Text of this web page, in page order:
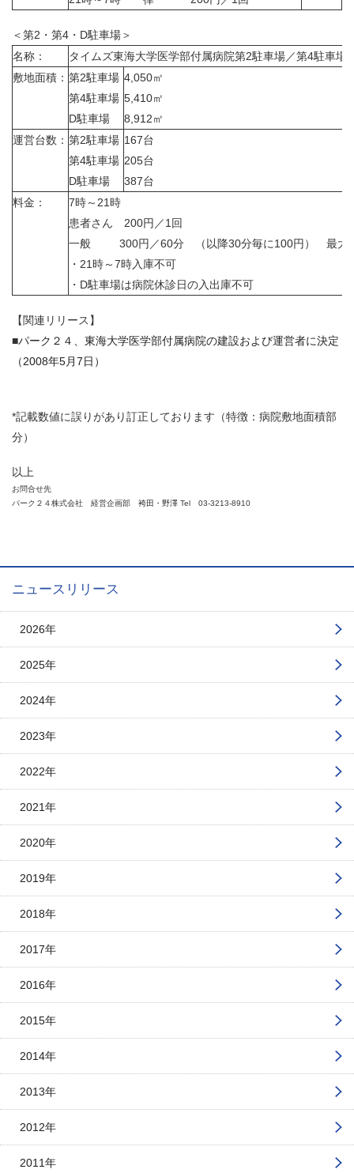
＜第2・第4・D駐車場＞
名称：
タイムズ東海大学医学部付属病院第2駐車場／第4駐車場
敷地面積： 第2駐車場
第4駐車場
D駐車場
4,050㎡
5,410㎡
8,912㎡
運営台数： 第2駐車場
第4駐車場
D駐車場
167台
205台
387台
料金：
7時～21時
患者さん 200円／1回
一般 300円／60分 （以降30分毎に100円） 最大
・ 21時～7時入庫不可
・ D駐車場は病院休診日の入出庫不可
【関連リリース】
■パーク２４、東海大学医学部付属病院の建設および運営者に決定
（2008年5月7日）
*記載数値に誤りがあり訂正しております（特徴：病院敷地面積部
分）
以上
お問合せ先
パーク２４株式会社 経営企画部 袴田・野澤 Tel 03-3213-8910
ニュースリリース
2026年
2025年
2024年
2023年
2022年
2021年
2020年
2019年
2018年
2017年
2016年
2015年
2014年
2013年
2012年
2011年